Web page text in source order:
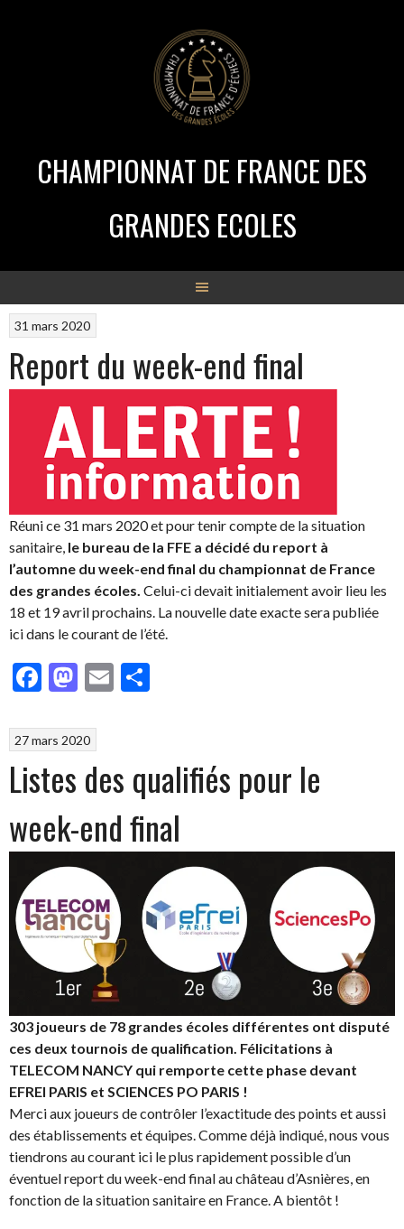
CHAMPIONNAT DE FRANCE DES
GRANDES ECOLES
31 mars 2020
Report du week-end final
Réuni ce 31 mars 2020 et pour tenir compte de la situation
sanitaire, le bureau de la FFE a décidé du report à
l’automne du week-end final du championnat de France
des grandes écoles. Celui-ci devait initialement avoir lieu les
18 et 19 avril prochains. La nouvelle date exacte sera publiée
ici dans le courant de l’été.
Facebook
Mastodon
Email
27 mars 2020
Listes des qualifiés pour le
week-end final
303 joueurs de 78 grandes écoles différentes ont disputé
ces deux tournois de qualification. Félicitations à
TELECOM NANCY qui remporte cette phase devant
EFREI PARIS et SCIENCES PO PARIS !
Merci aux joueurs de contrôler l’exactitude des points et aussi
des établissements et équipes. Comme déjà indiqué, nous vous
tiendrons au courant ici le plus rapidement possible d’un
éventuel report du week-end final au château d’Asnières, en
fonction de la situation sanitaire en France. A bientôt !